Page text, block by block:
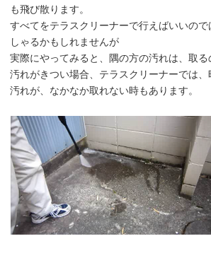
も飛び散ります。
すべてをテラスクリーナーで行えばいいの
しゃるかもしれませんが
実際にやってみると、隅の方の汚れは、取る
汚れがきつい場合、テラスクリーナーでは
汚れが、なかなか取れない時もあります。